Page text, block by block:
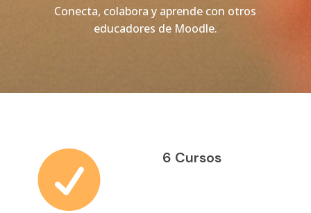
Conecta, colabora y aprende con otros
educadores de Moodle.
 6 Cursos